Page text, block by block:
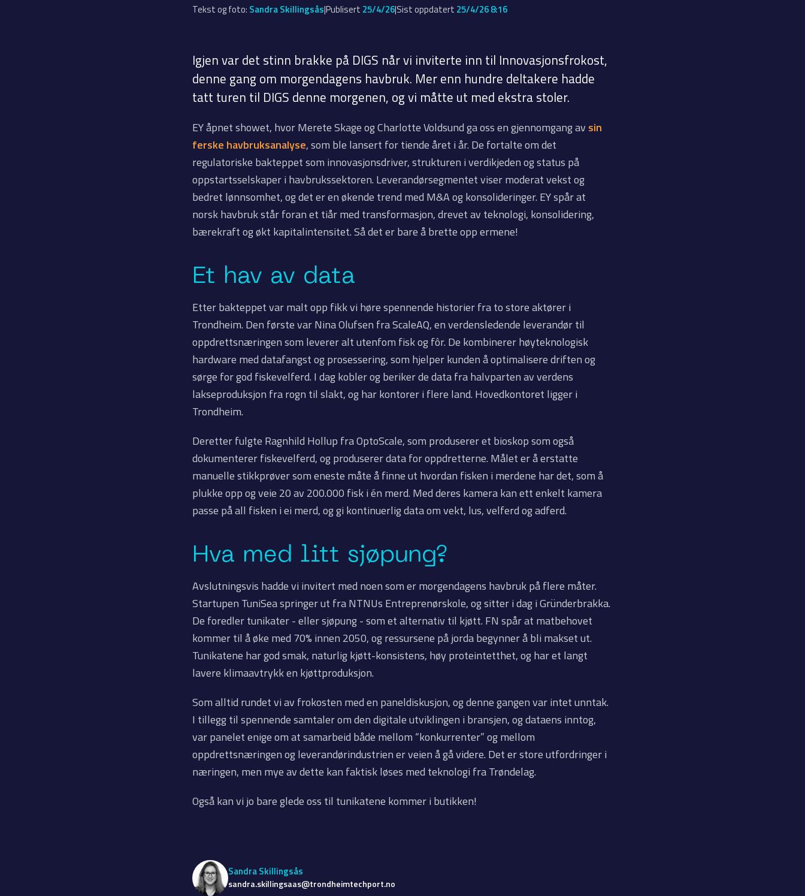
Tekst og foto: Sandra Skillingsås|Publisert 25/4/26|Sist oppdatert 25/4/26 8:16
Igjen var det stinn brakke på DIGS når vi inviterte inn til Innovasjonsfrokost,
denne gang om morgendagens havbruk. Mer enn hundre deltakere hadde
tatt turen til DIGS denne morgenen, og vi måtte ut med ekstra stoler.
EY åpnet showet, hvor Merete Skage og Charlotte Voldsund ga oss en gjennomgang av sin
ferske havbruksanalyse, som ble lansert for tiende året i år. De fortalte om det
regulatoriske bakteppet som innovasjonsdriver, strukturen i verdikjeden og status på
oppstartsselskaper i havbrukssektoren. Leverandørsegmentet viser moderat vekst og
bedret lønnsomhet, og det er en økende trend med M&A og konsolideringer. EY spår at
norsk havbruk står foran et tiår med transformasjon, drevet av teknologi, konsolidering,
bærekraft og økt kapitalintensitet. Så det er bare å brette opp ermene!
Et hav av data
Etter bakteppet var malt opp fikk vi høre spennende historier fra to store aktører i
Trondheim. Den første var Nina Olufsen fra ScaleAQ, en verdensledende leverandør til
oppdrettsnæringen som leverer alt utenfom fisk og fôr. De kombinerer høyteknologisk
hardware med datafangst og prosessering, som hjelper kunden å optimalisere driften og
sørge for god fiskevelferd. I dag kobler og beriker de data fra halvparten av verdens
lakseproduksjon fra rogn til slakt, og har kontorer i flere land. Hovedkontoret ligger i
Trondheim.
Deretter fulgte Ragnhild Hollup fra OptoScale, som produserer et bioskop som også
dokumenterer fiskevelferd, og produserer data for oppdretterne. Målet er å erstatte
manuelle stikkprøver som eneste måte å finne ut hvordan fisken i merdene har det, som å
plukke opp og veie 20 av 200.000 fisk i én merd. Med deres kamera kan ett enkelt kamera
passe på all fisken i ei merd, og gi kontinuerlig data om vekt, lus, velferd og adferd.
Hva med litt sjøpung?
Avslutningsvis hadde vi invitert med noen som er morgendagens havbruk på flere måter.
Startupen TuniSea springer ut fra NTNUs Entreprenørskole, og sitter i dag i Gründerbrakka.
De foredler tunikater - eller sjøpung - som et alternativ til kjøtt. FN spår at matbehovet
kommer til å øke med 70% innen 2050, og ressursene på jorda begynner å bli makset ut.
Tunikatene har god smak, naturlig kjøtt-konsistens, høy proteintetthet, og har et langt
lavere klimaavtrykk en kjøttproduksjon.
Som alltid rundet vi av frokosten med en paneldiskusjon, og denne gangen var intet unntak.
I tillegg til spennende samtaler om den digitale utviklingen i bransjen, og dataens inntog,
var panelet enige om at samarbeid både mellom “konkurrenter” og mellom
oppdrettsnæringen og leverandørindustrien er veien å gå videre. Det er store utfordringer i
næringen, men mye av dette kan faktisk løses med teknologi fra Trøndelag.
Også kan vi jo bare glede oss til tunikatene kommer i butikken!
Sandra Skillingsås
sandra.skillingsaas@trondheimtechport.no